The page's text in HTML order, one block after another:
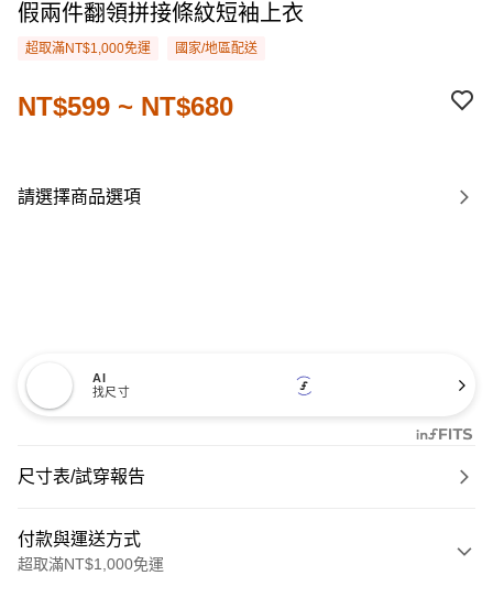
假兩件翻領拼接條紋短袖上衣
超取滿NT$1,000免運 國家/地區配送
NT$599 ~ NT$680
請選擇商品選項
AI
找尺寸
尺寸表/試穿報告
付款與運送方式
超取滿NT$1,000免運